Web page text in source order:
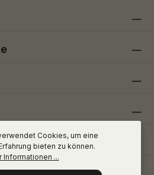
Cookies, um eine
bieten zu können.
Informationen ...